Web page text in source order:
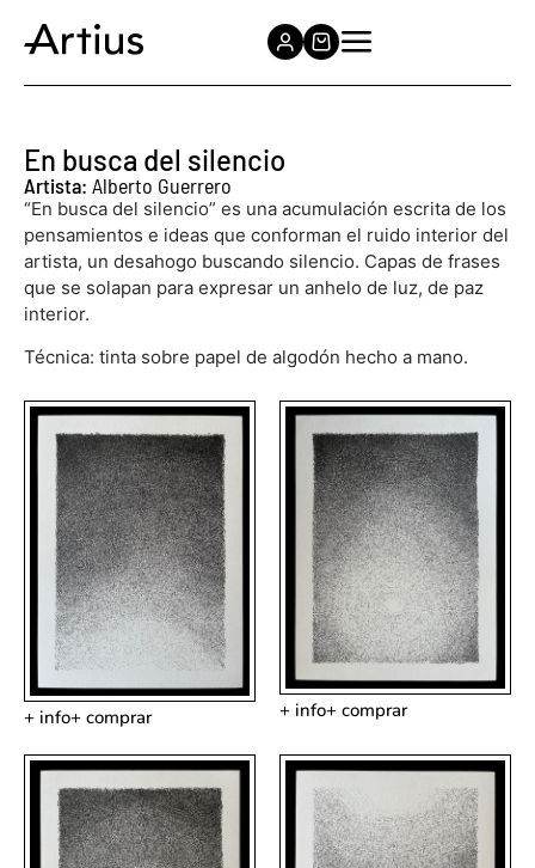
En busca del silencio
Artista: Alberto Guerrero
“En busca del silencio” es una acumulación escrita de los
pensamientos e ideas que conforman el ruido interior del
artista, un desahogo buscando silencio. Capas de frases
que se solapan para expresar un anhelo de luz, de paz
interior.
Técnica: tinta sobre papel de algodón hecho a mano.
+ info+ comprar + info+ comprar